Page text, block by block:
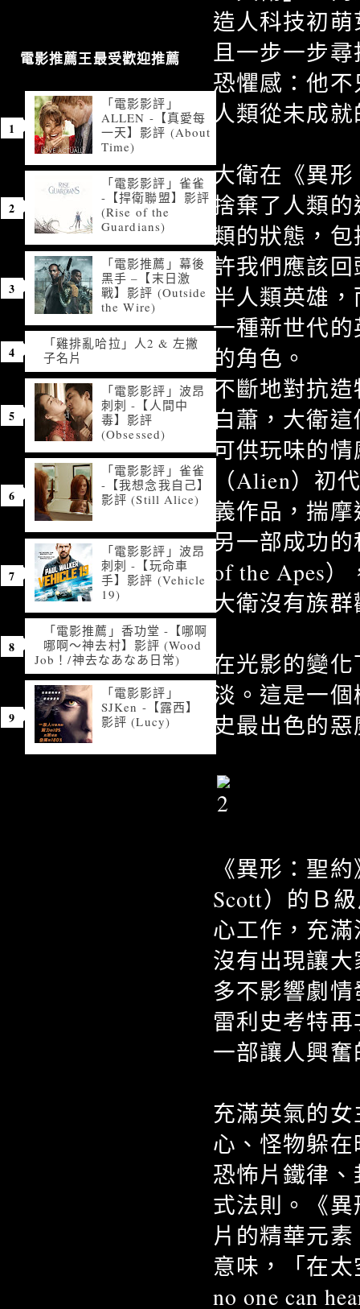
造人科技初
且一步一步
恐懼感：他
人類從未成
大衛在《異
捨棄了人類
類的狀態，
許我們應該
半人類英雄
一種新世代
的角色。
不斷地對抗造
白蕭，大衛
可供玩味的
（Alien）初
義作品，揣
另一部成功的
of the Apes
大衛沒有族
在光影的變
淡。這是一
史最出色的
《異形：聖
Scott）的Ｂ
心工作，充
沒有出現讓
多不影響劇
雷利史考特
一部讓人興
充滿英氣的
心、怪物躲
恐怖片鐵律
式法則。《
片的精華元
意味，「在
no one can
電影推薦王最受歡迎推薦
「電影影評」
ALLEN -【真愛每
一天】影評 (About
Time)
「電影影評」雀雀
-【捍衛聯盟】影評
(Rise of the
Guardians)
「電影推薦」幕後
黑手 –【末日激
戰】影評 (Outside
the Wire)
「雞排亂哈拉」人2 & 左撇
子名片
「電影影評」波昂
刺刺 -【人間中
毒】影評
(Obsessed)
「電影影評」雀雀
-【我想念我自己】
影評 (Still Alice)
「電影影評」波昂
刺刺 -【玩命車
手】影評 (Vehicle
19)
「電影推薦」香功堂 -【哪啊
哪啊～神去村】影評 (Wood
Job！/神去なあなあ日常)
「電影影評」
SJKen -【露西】
影評 (Lucy)